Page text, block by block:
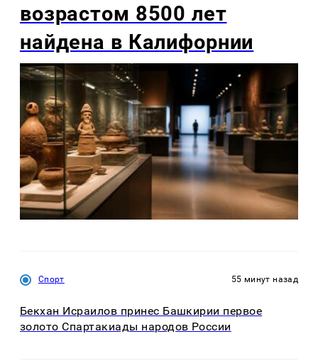
возрастом 8500 лет
найдена в Калифорнии
Спорт 55 минут назад
Бекхан Исраилов принес Башкирии первое
золото Спартакиады народов России